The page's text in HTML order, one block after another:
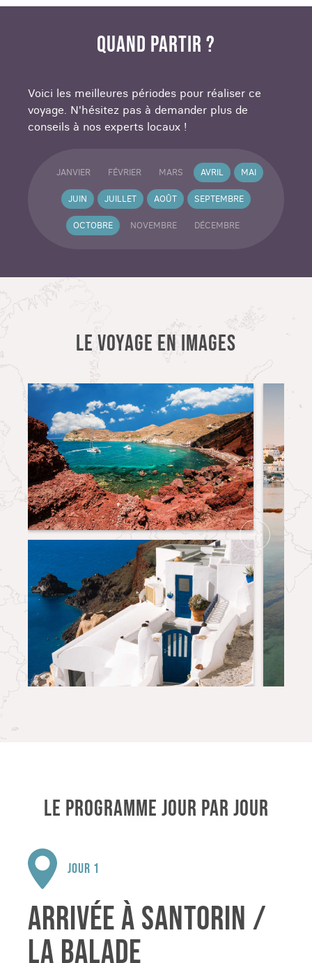
QUAND PARTIR ?
Voici les meilleures périodes pour réaliser ce
voyage. N'hésitez pas à demander plus de
conseils à nos experts locaux !
JANVIER FÉVRIER MARS AVRIL MAI
JUIN JUILLET AOÛT SEPTEMBRE
OCTOBRE NOVEMBRE DÉCEMBRE
LE VOYAGE EN IMAGES
LE PROGRAMME JOUR PAR JOUR
JOUR 1
ARRIVÉE À SANTORIN /
LA BALADE